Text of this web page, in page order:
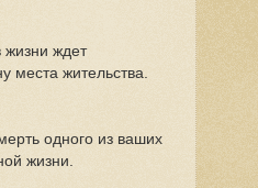
жизни ждет
места жительства.
одного из ваших
жизни.